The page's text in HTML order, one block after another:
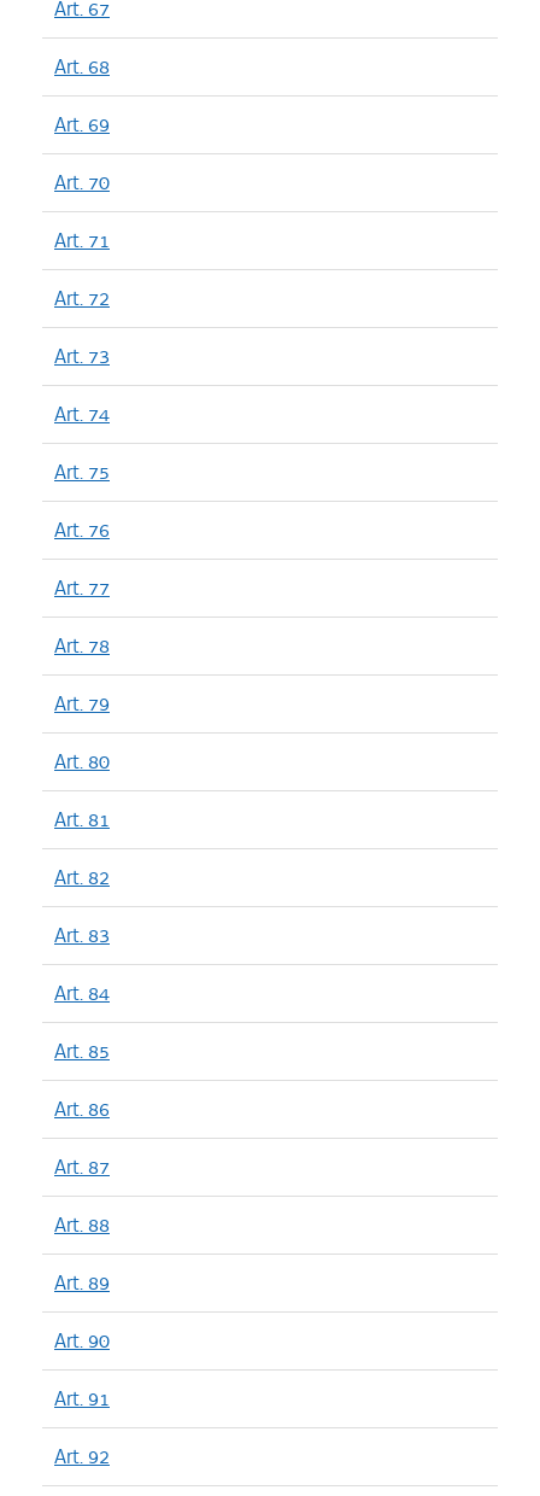
Art. 67
Art. 68
Art. 69
Art. 70
Art. 71
Art. 72
Art. 73
Art. 74
Art. 75
Art. 76
Art. 77
Art. 78
Art. 79
Art. 80
Art. 81
Art. 82
Art. 83
Art. 84
Art. 85
Art. 86
Art. 87
Art. 88
Art. 89
Art. 90
Art. 91
Art. 92